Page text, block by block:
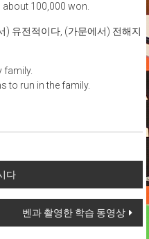
100,000 won.
) 유전적이다, (가문에서) 전해지
family.
to run in the family.
다
벤과 촬영한 학습 동영상